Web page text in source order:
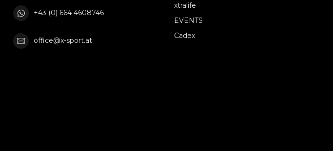
+43 (0) 664 4608746
office@x-sport.at
xtralife
EVENTS
Cadex